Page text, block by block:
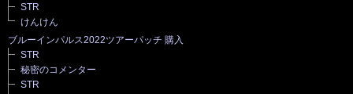
STR
けんけん
ブルーインパルス2022ツアーパッチ 購入
STR
秘密のコメンター
STR